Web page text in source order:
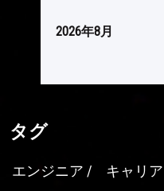
2026年8月
タグ
エンジニア キャリア